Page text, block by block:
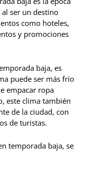
ser un destino
como hoteles,
y promociones
baja, es
puede ser más frío
empacar ropa
este clima también
de la ciudad, con
de turistas.
temporada baja, se